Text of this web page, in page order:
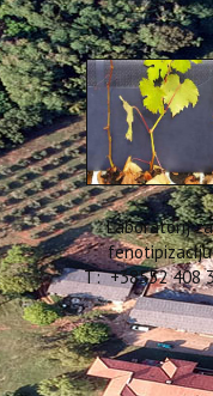
Laboratorij za
fenotipizaciju
T: +38552 408